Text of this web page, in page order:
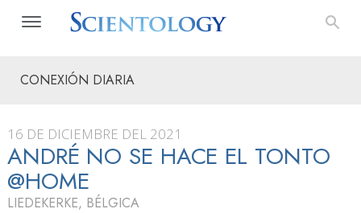
CONEXIÓN DIARIA
16 DE DICIEMBRE DEL 2021
ANDRÉ NO SE HACE EL TONTO
@HOME
LIEDEKERKE, BÉLGICA